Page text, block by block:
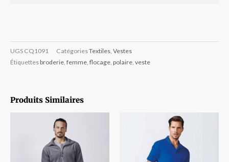
UGS CQ1091 CatégoriesTextiles Vestes
Étiquettesbroderie femme flocage polaire veste
Produits Similaires